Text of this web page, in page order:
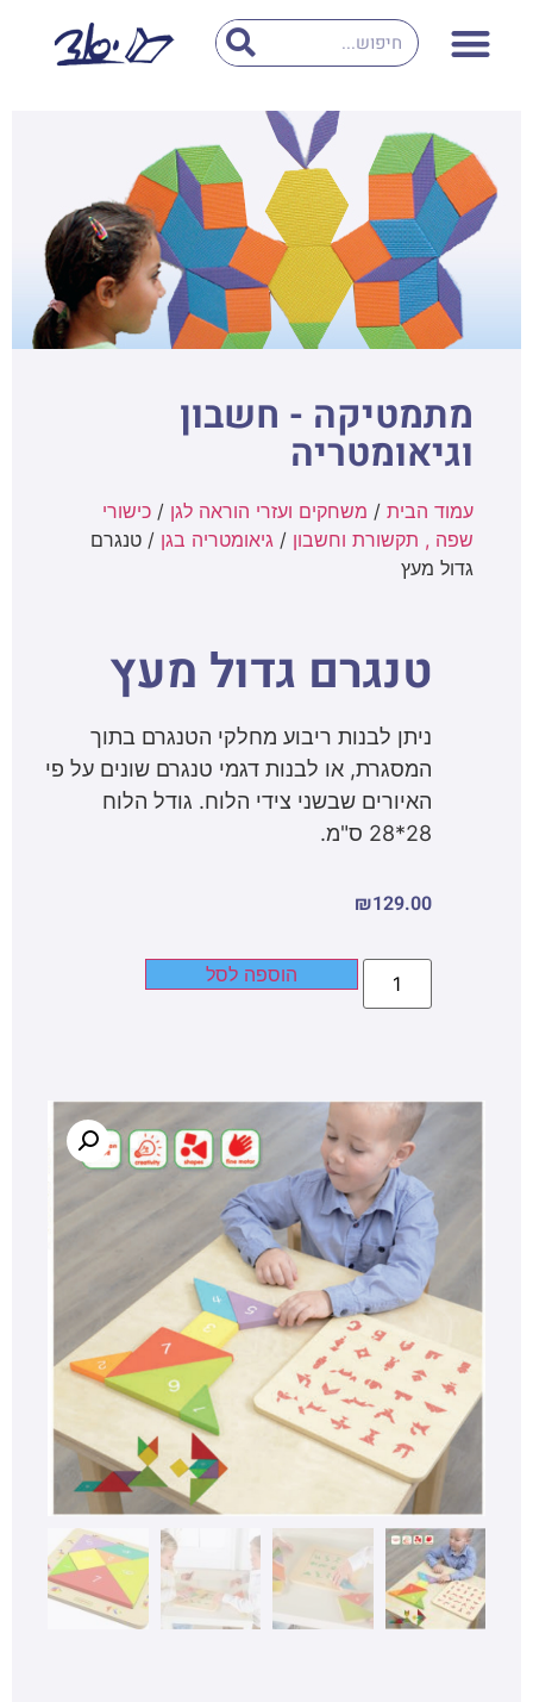
מתמטיקה - חשבון
וגיאומטריה
עמוד הבית / משחקים ועזרי הוראה לגן / כישורי
שפה , תקשורת וחשבון / גיאומטריה בגן / טנגרם
גדול מעץ
טנגרם גדול מעץ
ניתן לבנות ריבוע מחלקי הטנגרם בתוך
המסגרת, או לבנות דגמי טנגרם שונים על פי
האיורים שבשני צידי הלוח. גודל הלוח
28*28 ס"מ.
₪129.00
הוספה לסל